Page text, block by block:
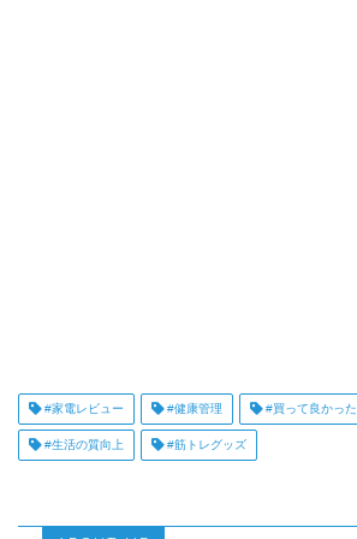
#家電レビュー #健康管理 #買って良かった
#生活の質向上 #筋トレグッズ